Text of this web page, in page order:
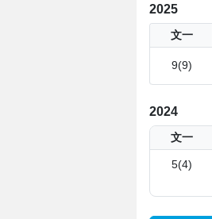
2025
文一
9(9)
2024
文一
5(4)